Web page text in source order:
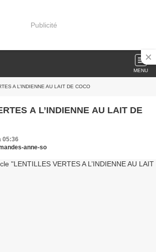
Publicité
MENU
A L’INDIENNE AU LAIT DE COCO
A L’INDIENNE AU LAIT DE
05:36
anne-so